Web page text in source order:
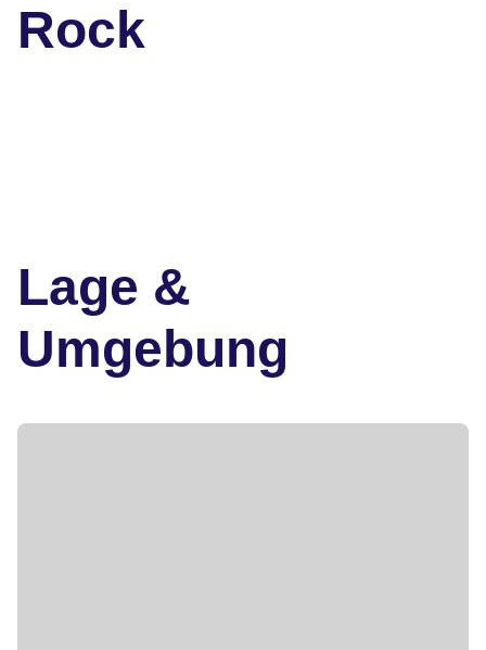
Rock
Lage &
Umgebung